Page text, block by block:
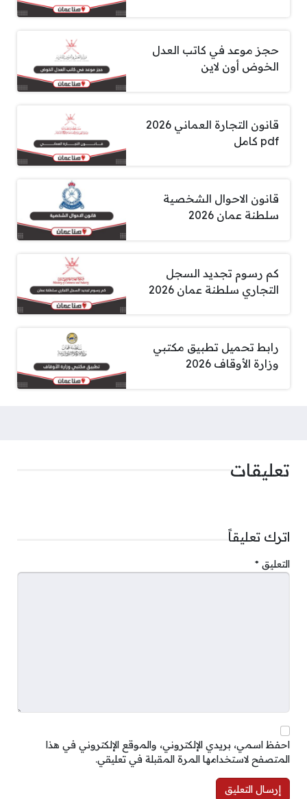
حجز موعد في كاتب العدل
الخوض أون لاين
قانون التجارة العماني 2026
pdf كامل
قانون الاحوال الشخصية
سلطنة عمان 2026
كم رسوم تجديد السجل
التجاري سلطنة عمان 2026
رابط تحميل تطبيق مكتبي
وزارة الأوقاف 2026
تعليقات
اترك تعليقاً
التعليق *
احفظ اسمي، بريدي الإلكتروني، والموقع الإلكتروني في هذا
المتصفح لاستخدامها المرة المقبلة في تعليقي.